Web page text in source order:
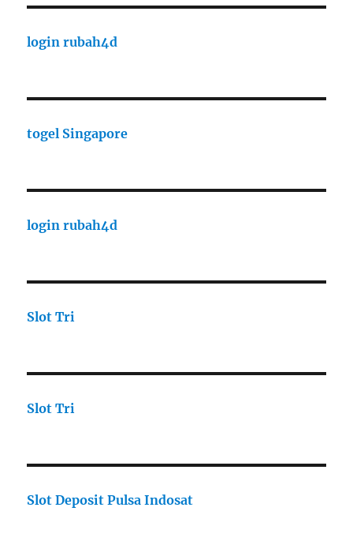
login rubah4d
togel Singapore
login rubah4d
Slot Tri
Slot Tri
Slot Deposit Pulsa Indosat